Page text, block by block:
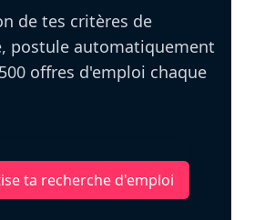
de tes critères de
postule automatiquement
offres d'emploi chaque
ta recherche d'emploi